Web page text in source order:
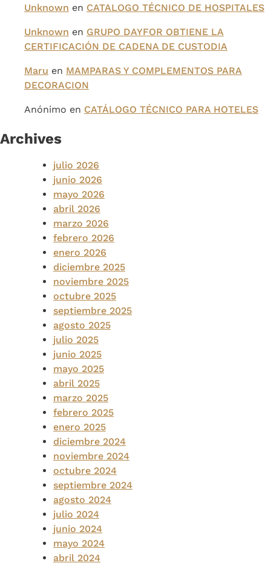
Unknown en CATALOGO TÉCNICO DE HOSPITALES
Unknown en GRUPO DAYFOR OBTIENE LA
CERTIFICACIÓN DE CADENA DE CUSTODIA
Maru en MAMPARAS Y COMPLEMENTOS PARA
DECORACION
Anónimo en CATÁLOGO TÉCNICO PARA HOTELES
Archives
julio 2026
junio 2026
mayo 2026
abril 2026
marzo 2026
febrero 2026
enero 2026
diciembre 2025
noviembre 2025
octubre 2025
septiembre 2025
agosto 2025
julio 2025
junio 2025
mayo 2025
abril 2025
marzo 2025
febrero 2025
enero 2025
diciembre 2024
noviembre 2024
octubre 2024
septiembre 2024
agosto 2024
julio 2024
junio 2024
mayo 2024
abril 2024